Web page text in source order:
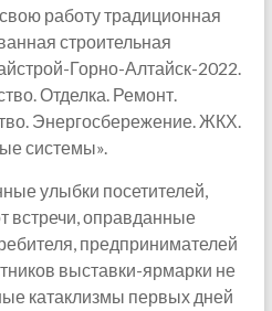
работу традиционная
строительная
Горно-Алтайск-2022.
Отделка. Ремонт.
Энергосбережение. ЖКХ.
системы».
улыбки посетителей,
встречи, оправданные
предпринимателей
выставки-ярмарки не
катаклизмы первых дней